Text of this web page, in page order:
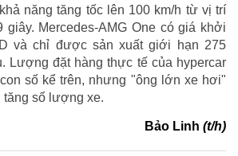
năng tăng tốc lên 100 km/h từ vị trí
giây. Mercedes-AMG One có giá khởi
và chỉ được sản xuất giới hạn 275
Lượng đặt hàng thực tế của hypercar
số kể trên, nhưng "ông lớn xe hơi"
số lượng xe.
Bảo Linh (t/h)